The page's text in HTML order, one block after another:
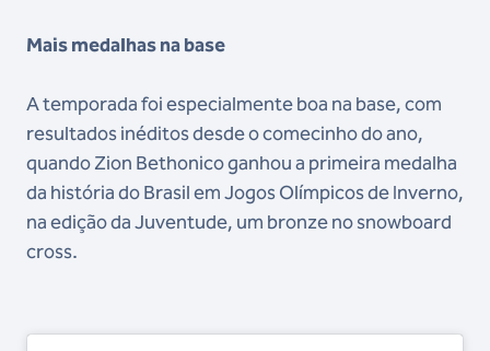
Mais medalhas na base
A temporada foi especialmente boa na base, com
resultados inéditos desde o comecinho do ano,
quando Zion Bethonico ganhou a primeira medalha
da história do Brasil em Jogos Olímpicos de Inverno,
na edição da Juventude, um bronze no snowboard
cross.